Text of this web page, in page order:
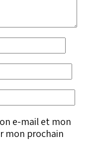
e-mail et mon
mon prochain